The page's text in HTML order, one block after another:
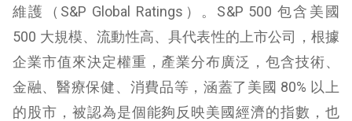
維護（S&P Global Ratings）。S&P 500 包含美國
500 大規模、流動性高、具代表性的上市公司，根據
企業市值來決定權重，產業分布廣泛，包含技術、
金融、醫療保健、消費品等，涵蓋了美國 80% 以上
的股市，被認為是個能夠反映美國經濟的指數，也